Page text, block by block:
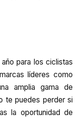
para los ciclistas
líderes como
amplia gama de
te puedes perder si
la oportunidad de